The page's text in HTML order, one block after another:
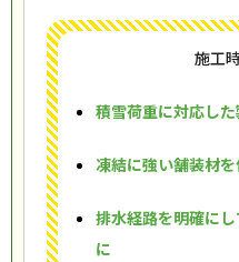
施工
積雪荷重に対応し
凍結に強い舗装材を
排水経路を明確に
に